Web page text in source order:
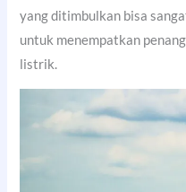
yang ditimbulkan bisa
untuk menempatkan
listrik.